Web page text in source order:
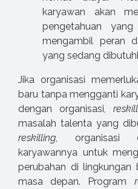
karyawan akan
pengetahuan
mengambil peran
yang sedang
Jika organisasi
baru tanpa mengganti
dengan organisasi,
masalah talenta yang
reskilling, organisasi
karyawannya untuk
perubahan di
masa depan. Program